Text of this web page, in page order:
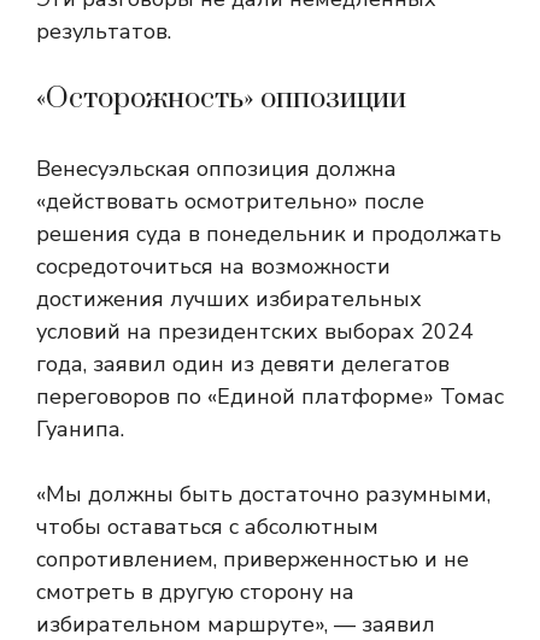
результатов.
«Осторожность» оппозиции
Венесуэльская оппозиция должна
«действовать осмотрительно» после
решения суда в понедельник и продолжать
сосредоточиться на возможности
достижения лучших избирательных
условий на президентских выборах 2024
года, заявил один из девяти делегатов
переговоров по «Единой платформе» Томас
Гуанипа.
«Мы должны быть достаточно разумными,
чтобы оставаться с абсолютным
сопротивлением, приверженностью и не
смотреть в другую сторону на
избирательном маршруте», — заявил